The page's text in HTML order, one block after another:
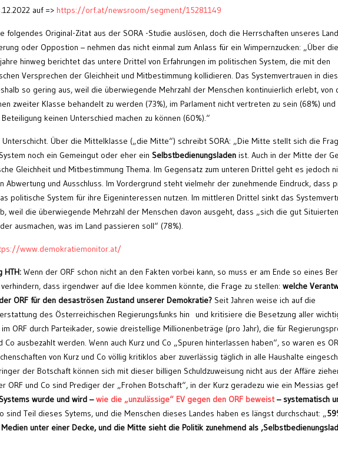
auf => https://orf.at/newsroom/segment/15281149
folgendes Original-Zitat aus der SORA -Studie auslösen, doch die Herrschaften unseres
oder Oppostion – nehmen das nicht einmal zum Anlass für ein Wimpernzucken: „Über die
hinweg berichtet das untere Drittel von Erfahrungen im politischen System, die mit den
Versprechen der Gleichheit und Mitbestimmung kollidieren. Das Systemvertrauen in
so gering aus, weil die überwiegende Mehrzahl der Menschen kontinuierlich erlebt, von
zweiter Klasse behandelt zu werden (73%), im Parlament nicht vertreten zu sein (68%)
keinen Unterschied machen zu können (60%).“
Über die Mittelklasse („die Mitte“) schreibt SORA: „Die Mitte stellt sich die
noch ein Gemeingut oder eher ein Selbstbedienungsladen ist. Auch in der Mitte der
Gleichheit und Mitbestimmung Thema. Im Gegensatz zum unteren Drittel geht es jedoch
Abwertung und Ausschluss. Im Vordergrund steht vielmehr der zunehmende Eindruck, dass
politische System für ihre Eigeninteressen nutzen. Im mittleren Drittel sinkt das
weil die überwiegende Mehrzahl der Menschen davon ausgeht, dass „sich die gut Situierten
ausmachen, was im Land passieren soll“ (78%).
www.demokratiemonitor.at/
HTH: Wenn der ORF schon nicht an den Fakten vorbei kann, so muss er am Ende so eines
dass irgendwer auf die Idee kommen könnte, die Frage zu stellen: welche
ORF für den desaströsen Zustand unserer Demokratie? Seit Jahren weise ich auf die
des Österreichischen Regierungsfunks hin und kritisiere die Besetzung aller
ORF durch Parteikader, sowie dreistellige Millionenbeträge (pro Jahr), die für
Co ausbezahlt werden. Wenn auch Kurz und Co „Spuren hinterlassen haben“, so waren es
von Kurz und Co völlig kritiklos aber zuverlässig täglich in alle Haushalte
der Botschaft können sich mit dieser billigen Schuldzuweisung nicht aus der Affäre
ORF und Co sind Prediger der „Frohen Botschaft“, in der Kurz geradezu wie ein Messias
wurde und wird –wie die „unzulässige“ EV gegen den ORF beweist– systematisch
sind Teil dieses Sytems, und die Menschen dieses Landes haben es längst durchschaut: „
unter einer Decke, und die Mitte sieht die Politik zunehmend als